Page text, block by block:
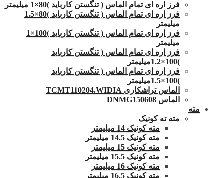
فرز اره ای تمام الماس ( تنگستن کارباید )80×1 میلیمتر
فرز اره ای تمام الماس ( تنگستن کارباید )80×1.5
میلیمتر
فرز اره ای تمام الماس ( تنگستن کارباید )100×1
میلیمتر
فرز اره ای تمام الماس ( تنگستن کارباید
)100×1.2میلیمتر
فرز اره ای تمام الماس ( تنگستن کارباید
)100×1.5میلیمتر
الماس تراشکاری TCMT110204.WIDIA
الماس DNMG150608
مته
مته ته کونیک
مته کونیک 14 میلیمتر
مته کونیک 14.5 میلیمتر
مته کونیک 15 میلیمتر
مته کونیک 15.5 میلیمتر
مته کونیک 16 میلیمتر
مته کونیک 16.5 میلیمتر